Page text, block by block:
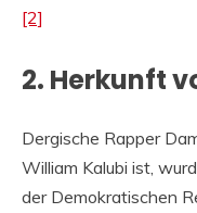
[2]
2. Herkunft
Dergische Rapper
William Kalubi ist,
der Demokratischen